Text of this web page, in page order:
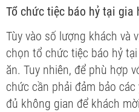
Tổ chức tiệc báo hỷ tại gia
Tùy vào số lượng khách và
chọn tổ chức tiệc báo hỷ
ăn. Tuy nhiên, để phù hợp
chức cần phải đảm bảo
đủ không gian để khách